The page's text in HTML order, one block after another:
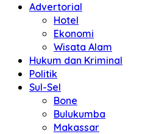
Advertorial
Hotel
Ekonomi
Wisata Alam
Hukum dan Kriminal
Politik
Sul-Sel
Bone
Bulukumba
Makassar